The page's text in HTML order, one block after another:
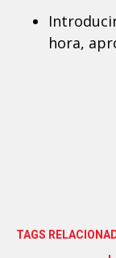
hora,
TAGS